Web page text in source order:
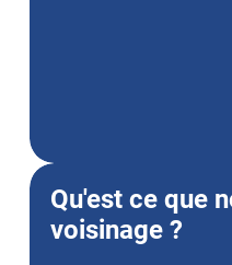
Qu'est ce que
voisinage ?